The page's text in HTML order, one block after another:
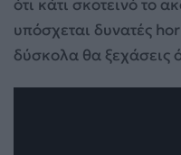
ότι κάτι σκοτεινό το
υπόσχεται δυνατές
δύσκολα θα ξεχάσεις